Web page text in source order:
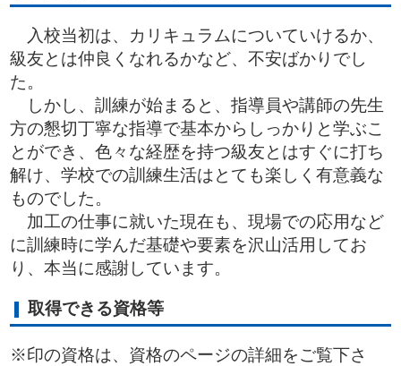
入校当初は、カリキュラムについていけるか、
級友とは仲良くなれるかなど、不安ばかりでし
た。
しかし、訓練が始まると、指導員や講師の先生
方の懇切丁寧な指導で基本からしっかりと学ぶこ
とができ、色々な経歴を持つ級友とはすぐに打ち
解け、学校での訓練生活はとても楽しく有意義な
ものでした。
加工の仕事に就いた現在も、現場での応用など
に訓練時に学んだ基礎や要素を沢山活用してお
り、本当に感謝しています。
取得できる資格等
※印の資格は、資格のページの詳細をご覧下さ